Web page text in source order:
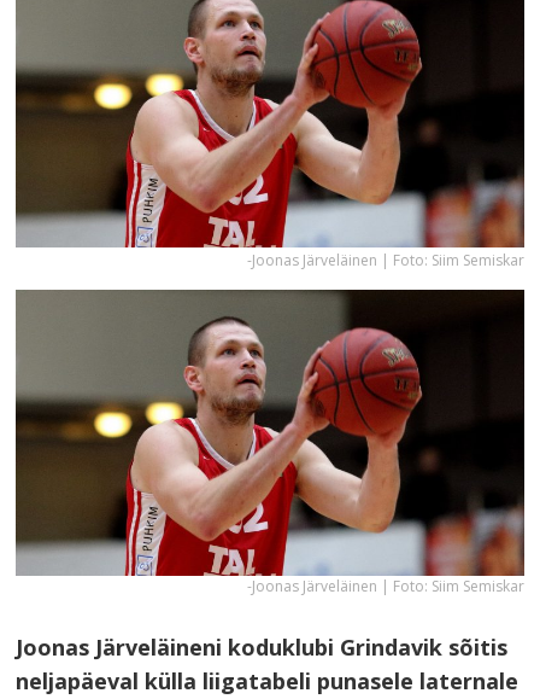
-Joonas Järveläinen | Foto: Siim Semiskar
-Joonas Järveläinen | Foto: Siim Semiskar
Joonas Järveläineni koduklubi Grindavik sõitis
neljapäeval külla liigatabeli punasele laternale